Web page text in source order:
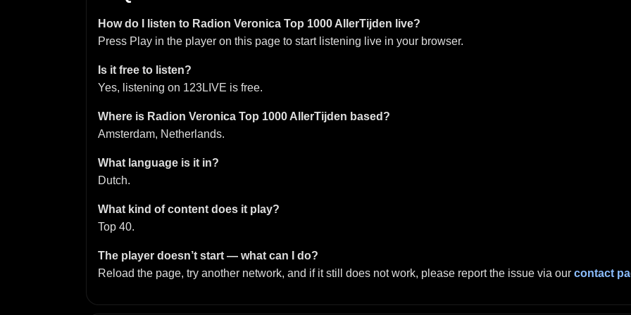
How do I listen to Radion Veronica Top 1000 AllerTijden live?
Press Play in the player on this page to start listening live in your browser.
Is it free to listen?
Yes, listening on 123LIVE is free.
Where is Radion Veronica Top 1000 AllerTijden based?
Amsterdam, Netherlands.
What language is it in?
Dutch.
What kind of content does it play?
Top 40.
The player doesn’t start — what can I do?
Reload the page, try another network, and if it still does not work, please report the issue via our contact